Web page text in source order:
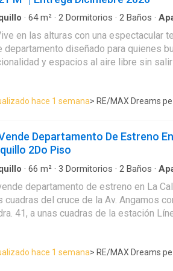
2 por piso Video adjunto
mayor Ubicación ideal. A unas cuadras del cruce de
Angamos con Av. Aviación, paralelo a
estación Línea 1 del tren, cerca de
universidades, clínicas, parques y
· 64m² · 2 Dormitorios · 2 Baños ·
en las alturas con una espectacular terraza
departamento diseñado para quienes
y espacios al aire libre sin salir de la
con una impresionante terraza
en el lugar ideal para
ha sido diseñada para brindar
cada ambiente, integrando una
cocina de concepto contemporáneo
que se adaptan perfectamente
o profesionales que trabajan desde casa. La
natural y la amplitud de sus
libre: 20.91 m²
hace 1 semana> RE/MAX Dreams pe
Departamento De Estreno
2Do Piso
· 66 m² · 3 Dormitorios · 2 Baños ·
departamento de estreno en La
cuadras del cruce de la Av. Angamos
41, a unas cuadras de la estación
y cocina tipo americana con
hace 1 semana> RE/MAX Dreams pe